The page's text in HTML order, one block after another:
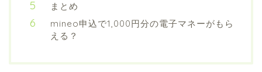
まとめ
mineo申込で1,000円分の電子マネーがもら
える？